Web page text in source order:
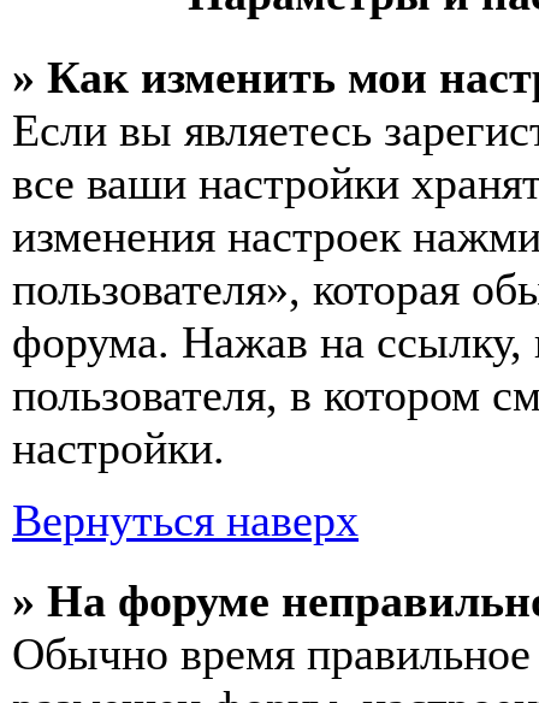
» Как изменить мои
Если вы являетесь
все ваши настройки
изменения настроек
пользователя», которая
форума. Нажав на ссылку,
пользователя, в котором
настройки.
Вернуться наверх
» На форуме
Обычно время